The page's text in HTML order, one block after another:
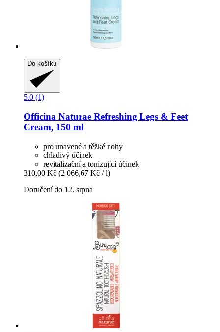
Do košíku
5.0 (1)
Officina Naturae Refreshing Legs & Feet
Cream, 150 ml
pro unavené a těžké nohy
chladivý účinek
revitalizační a tonizující účinek
310,00 Kč (2 066,67 Kč / l)
Doručení do 12. srpna